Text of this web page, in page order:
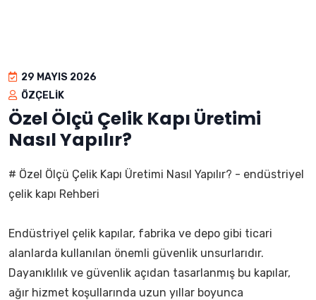
29 MAYIS 2026
ÖZÇELIK
Özel Ölçü Çelik Kapı Üretimi
Nasıl Yapılır?
# Özel Ölçü Çelik Kapı Üretimi Nasıl Yapılır? - endüstriyel
çelik kapı Rehberi
Endüstriyel çelik kapılar, fabrika ve depo gibi ticari
alanlarda kullanılan önemli güvenlik unsurlarıdır.
Dayanıklılık ve güvenlik açıdan tasarlanmış bu kapılar,
ağır hizmet koşullarında uzun yıllar boyunca